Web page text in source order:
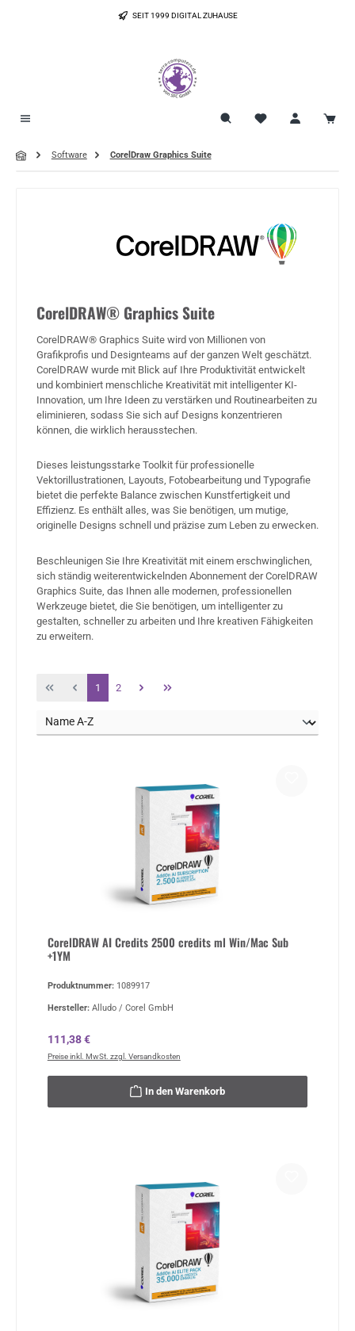
SEIT 1999 DIGITAL ZUHAUSE
Software CorelDraw Graphics Suite
CorelDRAW® Graphics Suite
CorelDRAW® Graphics Suite wird von Millionen von
Grafikprofis und Designteams auf der ganzen Welt geschätzt.
CorelDRAW wurde mit Blick auf Ihre Produktivität entwickelt
und kombiniert menschliche Kreativität mit intelligenter KI-
Innovation, um Ihre Ideen zu verstärken und Routinearbeiten zu
eliminieren, sodass Sie sich auf Designs konzentrieren
können, die wirklich herausstechen.
Dieses leistungsstarke Toolkit für professionelle
Vektorillustrationen, Layouts, Fotobearbeitung und Typografie
bietet die perfekte Balance zwischen Kunstfertigkeit und
Effizienz. Es enthält alles, was Sie benötigen, um mutige,
originelle Designs schnell und präzise zum Leben zu erwecken.
Beschleunigen Sie Ihre Kreativität mit einem erschwinglichen,
sich ständig weiterentwickelnden Abonnement der CorelDRAW
Graphics Suite, das Ihnen alle modernen, professionellen
Werkzeuge bietet, die Sie benötigen, um intelligenter zu
gestalten, schneller zu arbeiten und Ihre kreativen Fähigkeiten
zu erweitern.
Seite
1 Seite
2
CorelDRAW AI Credits 2500 credits ml Win/Mac Sub
+1YM
Produktnummer: 1089917
Hersteller: Alludo / Corel GmbH
Regulärer Preis:
111,38 €
Preise inkl. MwSt. zzgl. Versandkosten
In den Warenkorb